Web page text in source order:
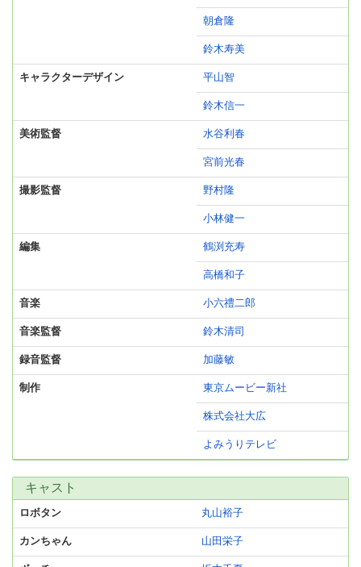
朝倉隆
鈴木寿美
キャラクターデザイン 平山智
鈴木信一
美術監督 水谷利春
宮前光春
撮影監督 野村隆
小林健一
編集 鶴渕充寿
高橋和子
音楽 小六禮二郎
音楽監督 鈴木清司
録音監督 加藤敏
制作 東京ムービー新社
株式会社大広
よみうりテレビ
キャスト
ロボタン 丸山裕子
カンちゃん 山田栄子